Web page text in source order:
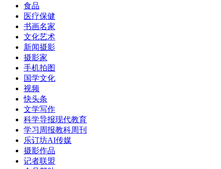
食品
医疗保健
书画名家
文化艺术
新闻摄影
摄影家
手机拍图
国学文化
视频
快头条
文学写作
科学导报现代教育
学习周报教科周刊
乐订坊AI传媒
摄影作品
记者联盟